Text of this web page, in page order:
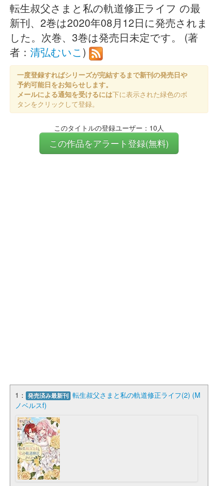
転生叔父さまと私の軌道修正ライフ の最
新刊、2巻は2020年08月12日に発売されま
した。次巻、3巻は発売日未定です。 (著
者： 清弘むいこ )
一度登録すればシリーズが完結するまで新刊の発売日や
予約可能日をお知らせします。
メールによる通知を受けるには下に表示された緑色のボ
タンをクリックして登録。
このタイトルの登録ユーザー：10人
この作品をアラート登録(無料)
1： 発売済み最新刊 転生叔父さまと私の軌道修正ライフ(2) (M
ノベルスf)